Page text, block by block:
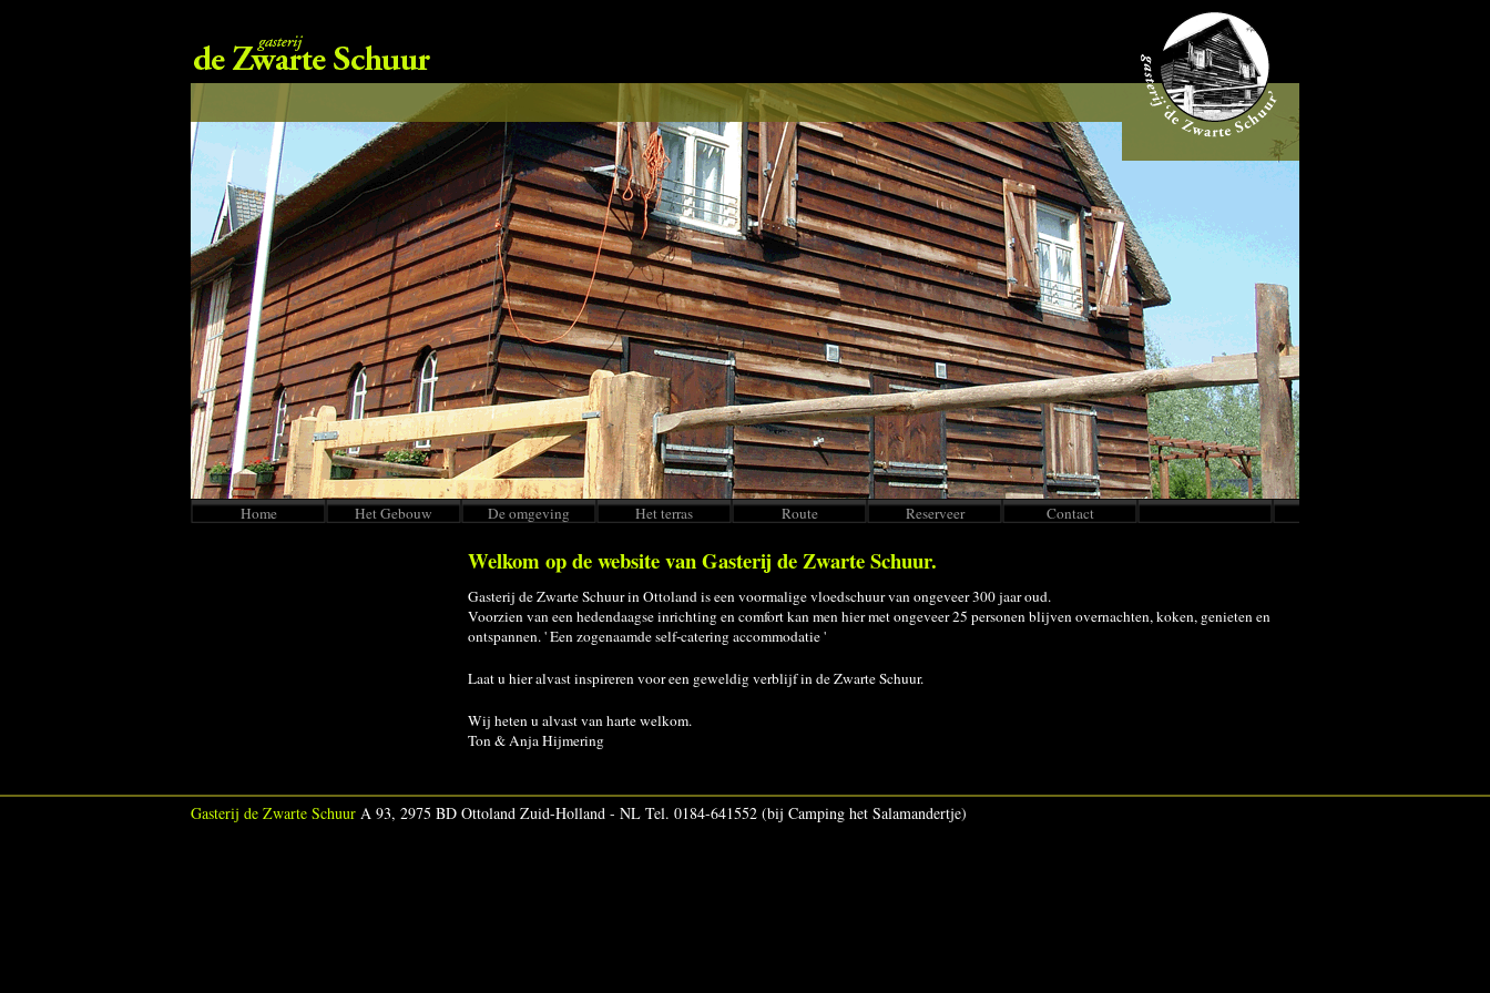
Home Het Gebouw De omgeving Het terras Route Reserveer Contact
Welkom op de website van Gasterij de Zwarte Schuur.
Gasterij de Zwarte Schuur in Ottoland is een voormalige vloedschuur van ongeveer 300 jaar oud.
Voorzien van een hedendaagse inrichting en comfort kan men hier met ongeveer 25 personen blijven overnachten, koken, genieten en
ontspannen. ' Een zogenaamde self-catering accommodatie '
Laat u hier alvast inspireren voor een geweldig verblijf in de Zwarte Schuur.
Wij heten u alvast van harte welkom.
Ton & Anja Hijmering
Gasterij de Zwarte Schuur A 93, 2975 BD Ottoland Zuid-Holland - NL Tel. 0184-641552 (bij Camping het Salamandertje)